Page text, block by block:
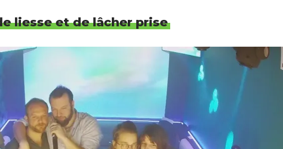
liesse et de lâcher prise